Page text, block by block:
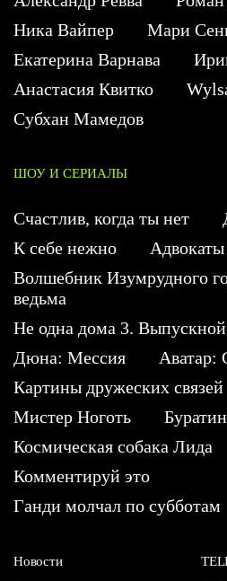
Ника Вайпер
Мари
Екатерина Варнава
Анастасия Квитко
Субхан Мамедов
ШОУ И СЕРИАЛЫ
Счастлив, когда ты нет
К себе нежно
Адвокаты
Волшебник Изумрудного
ведьма
Не одна дома 3. Выпускной
Дюна: Мессия
Картины дружеских связей
Мистер Ноготь
Космическая собака Лида
Комментируй это
Ганди молчал по субботам
Новости